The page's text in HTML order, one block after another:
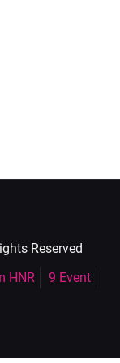
Reserved
HNR
9 Event